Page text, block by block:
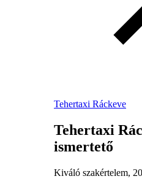
Tehertaxi Ráckeve
Tehertaxi
ismertető
Kiváló szakértelem,